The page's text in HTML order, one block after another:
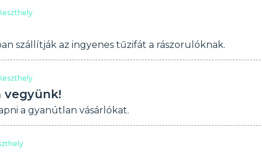
szállítják az ingyenes tűzifát a rászorulóknak.
vegyünk!
a gyanútlan vásárlókat.